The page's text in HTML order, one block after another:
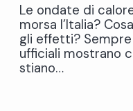
Le ondate di
morsa l’Italia?
gli effetti?
ufficiali mostrano
stiano…